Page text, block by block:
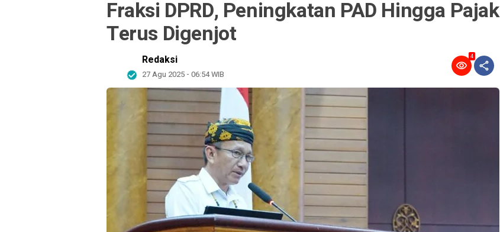
Fraksi DPRD, Peningkatan PAD Hingga Pajak
Terus Digenjot
Redaksi
27 Agu 2025 - 06:54 WIB
4